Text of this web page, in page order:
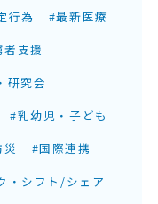
行為
#最新医療
支援
研究会
#乳幼児・子ども
災
#国際連携
・シフト/シェア